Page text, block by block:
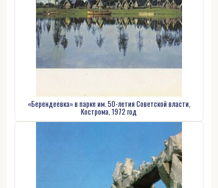
«Берендеевка» в парке им. 50-летия Советской власти,
Кострома, 1972 год